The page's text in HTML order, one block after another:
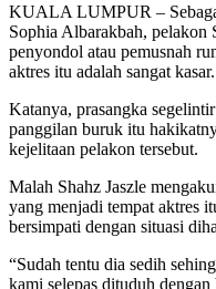
KUALA LUMPUR –
Sophia Albarakbah, pelakon
penyondol atau pemusnah
aktres itu adalah sangat kasar.
Katanya, prasangka
panggilan buruk itu
kejelitaan pelakon tersebut.
Malah Shahz Jaszle
yang menjadi tempat aktres
bersimpati dengan situasi
“Sudah tentu dia sedih
kami selepas dituduh